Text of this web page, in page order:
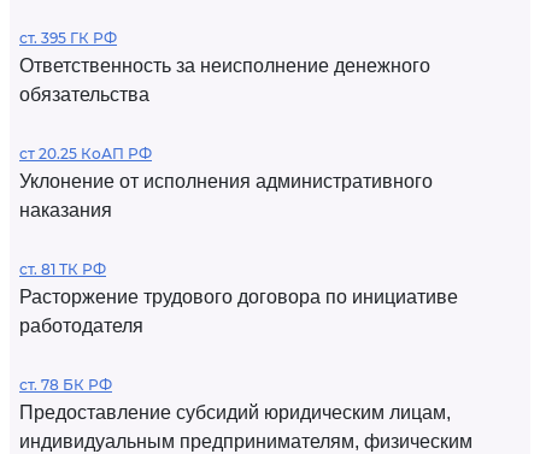
ст. 395 ГК РФ
Ответственность за неисполнение денежного
обязательства
ст 20.25 КоАП РФ
Уклонение от исполнения административного
наказания
ст. 81 ТК РФ
Расторжение трудового договора по инициативе
работодателя
ст. 78 БК РФ
Предоставление субсидий юридическим лицам,
индивидуальным предпринимателям, физическим